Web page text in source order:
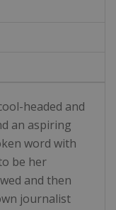
headed and
an aspiring
word with
be her
and then
journalist